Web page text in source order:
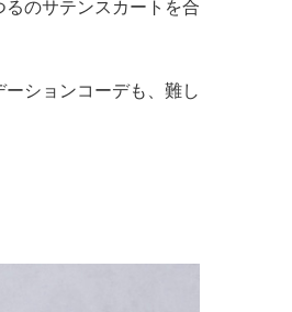
のサテンスカートを合
ションコーデも、難し